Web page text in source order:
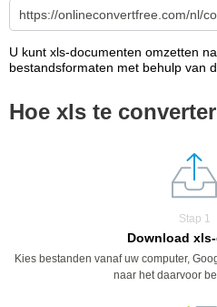
U kunt xls-documenten omzetten
bestandsformaten met behulp van
Hoe xls te
Stap 1
Download
Kies bestanden vanaf uw computer,
naar het daarvoor